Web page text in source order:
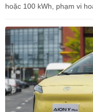
hoặc 100 kWh, phạm vi